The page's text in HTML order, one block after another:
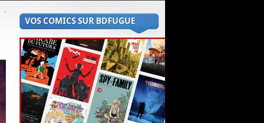
»
VOS COMICS SUR BDFUGUE